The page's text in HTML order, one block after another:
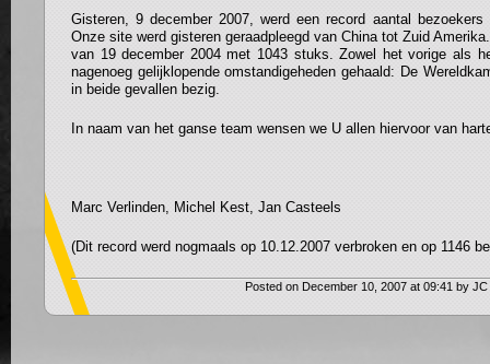
Gisteren, 9 december 2007, werd een record aantal
Onze site werd gisteren geraadpleegd van China tot Zuid
van 19 december 2004 met 1043 stuks. Zowel het vorige als
nagenoeg gelijklopende omstandigeheden gehaald: De
in beide gevallen bezig.
In naam van het ganse team wensen we U allen hiervoor van
Marc Verlinden, Michel Kest, Jan Casteels
(Dit record werd nogmaals op 10.12.2007 verbroken en op 1146
Posted on December 10, 2007 at 09:41 by JC